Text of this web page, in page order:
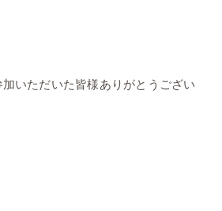
いただいた皆様ありがとうござい